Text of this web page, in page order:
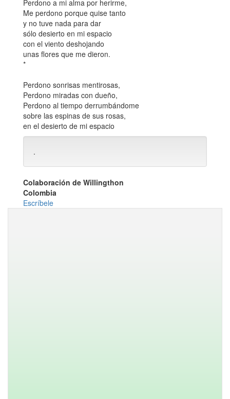
Perdono a mi alma por herirme,
Me perdono porque quise tanto
y no tuve nada para dar
sólo desierto en mi espacio
con el viento deshojando
unas flores que me dieron.
*
Perdono sonrisas mentirosas,
Perdono miradas con dueño,
Perdono al tiempo derrumbándome
sobre las espinas de sus rosas,
en el desierto de mi espacio
.
Colaboración de Willingthon
Colombia
Escríbele